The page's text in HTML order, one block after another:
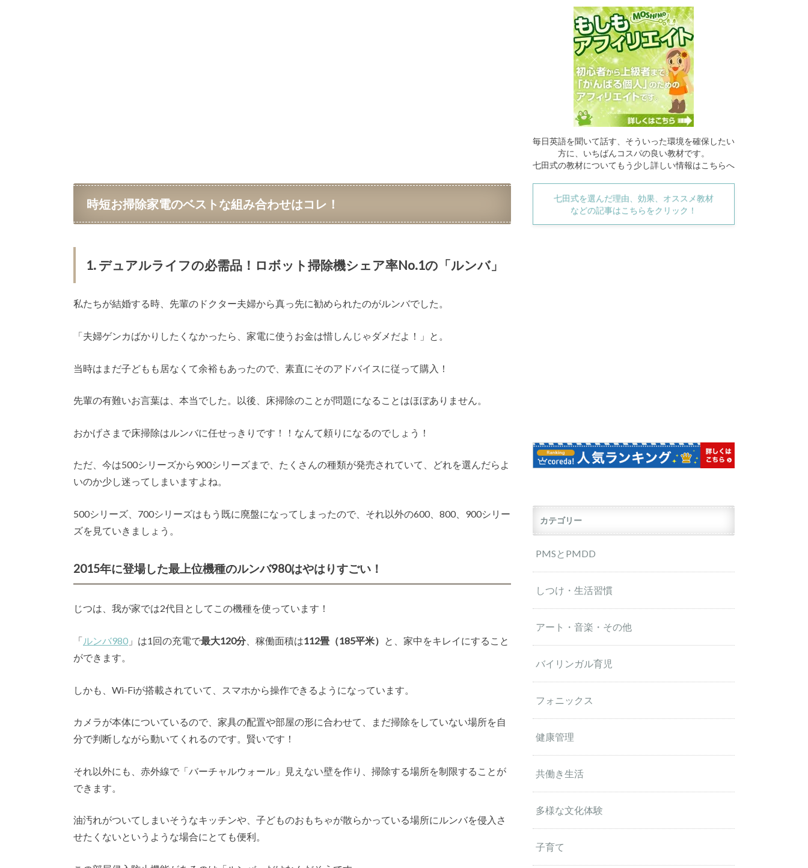
時短お掃除家電のベストな組み合わせはコレ！
1. デュアルライフの必需品！ロボット掃除機シェア率No.1の 「ルンバ」
私たちが結婚する時、先輩のドクター夫婦から真っ先に勧められたのがルンバでした。
「夫婦ゲンカばかりしたくなかったら、家電に使うお金は惜しんじゃダメだよ！」と。
当時はまだ子どもも居なくて余裕もあったので、素直にそのアドバイスに従って購入！
先輩の有難いお言葉は、本当でした。以後、床掃除のことが問題になることはほぼありません。
おかげさまで床掃除はルンバに任せっきりです！！なんて頼りになるのでしょう！
ただ、今は500シリーズから900シリーズまで、たくさんの種類が発売されていて、どれを選んだらよ
いのか少し迷ってしまいますよね。
500シリーズ、700シリーズはもう既に廃盤になってしまったので、それ以外の600、800、900シリー
ズを見ていきましょう。
2015年に登場した最上位機種のルンバ980はやはりすごい！
じつは、我が家では2代目としてこの機種を使っています！
「ルンバ980 」は1回の充電で最大120分、稼働面積は112畳（185平米） と、家中をキレイにすること
ができます。
しかも、Wi-Fiが搭載されていて、スマホから操作できるようになっています。
カメラが本体についているので、家具の配置や部屋の形に合わせて、まだ掃除をしていない場所を自
分で判断しながら動いてくれるのです。賢いです！
それ以外にも、赤外線で「バーチャルウォール」見えない壁を作り、掃除する場所を制限することが
できます。
油汚れがついてしまいそうなキッチンや、子どものおもちゃが散らかっている場所にルンバを侵入さ
せたくないというような場合にとても便利。
毎日英語を聞いて話す、そういった環境を確保したい
方に、いちばんコスパの良い教材です。
七田式の教材についてもう少し詳しい情報はこちらへ
七田式を選んだ理由、効果、オススメ教材
などの記事はこちらをクリック！
カテゴリー
PMSとPMDD
しつけ・生活習慣
アート・音楽・その他
バイリンガル育児
フォニックス
健康管理
共働き生活
多様な文化体験
子育て